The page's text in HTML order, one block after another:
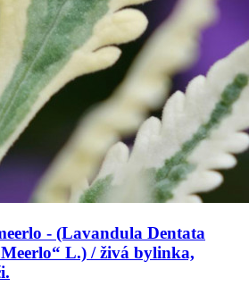
- (Lavandula Dentata
L.) / živá bylinka,